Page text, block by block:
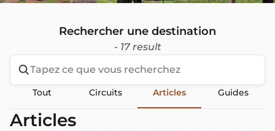
Rechercher une destination
- 17 result
Tout Circuits Articles Guides
Articles